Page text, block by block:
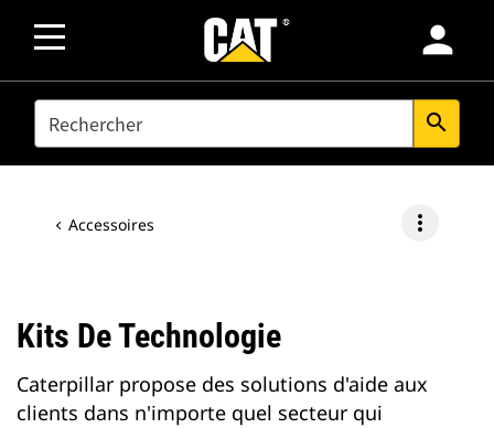
person
SEARCH search
Accessoires more_vert
Kits De Technologie
Caterpillar propose des solutions d'aide aux
clients dans n'importe quel secteur qui